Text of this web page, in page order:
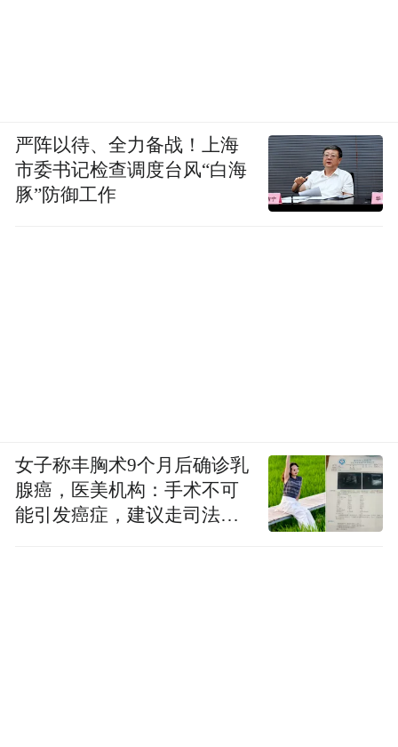
严阵以待、全力备战！上海
市委书记检查调度台风“白海
豚”防御工作
女子称丰胸术9个月后确诊乳
腺癌，医美机构：手术不可
能引发癌症，建议走司法途